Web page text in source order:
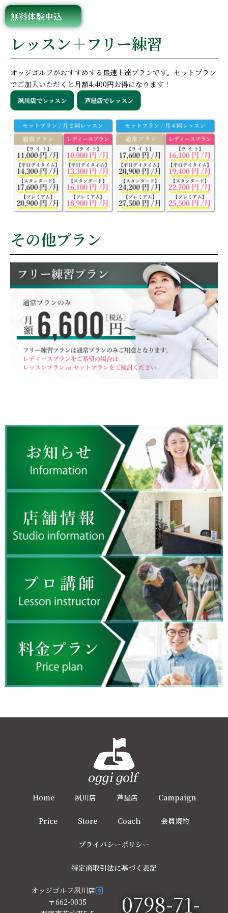
無料体験申込
レッスン＋フリー練習
オッジゴルフがおすすめする最速上達プランです。セットプラン
でご加入いただくと月額4,400円お得になります！
夙川店でレッスン 芦屋店でレッスン
レッスン＋フリー練習 セットプラン料金一覧
レッスン回数
対象プラン ライト 平日デイタイムスタンダ
月2回レッスン通常プラン 11,000円 14,300円
17,600円
月2回レッスン レディースプラン 10,000円13,300円
16,100円
月4回レッスン 通常プラン 17,600円20,900円
24,200円
月4回レッスンレディースプラン 16,100円 19,400円 22,700円
その他プラン
Home 夙川店 芦屋店 Campaign
Price Store Coach 会員規約
プライバシーポリシー
特定商取引法に基づく表記
オッジゴルフ夙川店
〒662-0035
0798-71-